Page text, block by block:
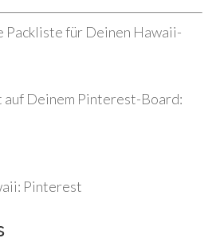
Packliste für Deinen Hawaii-
auf Deinem Pinterest-Board: